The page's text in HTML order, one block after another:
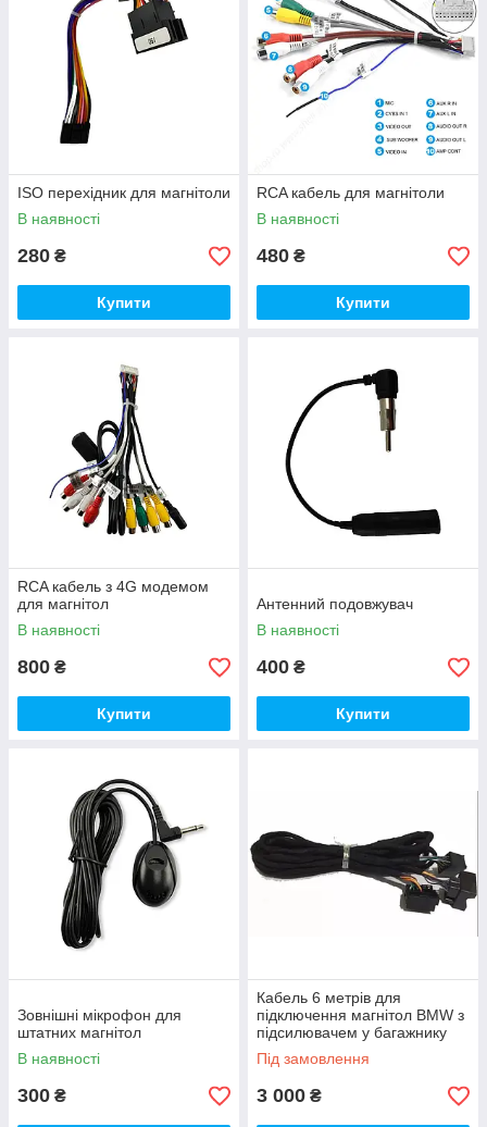
ISO перехідник для магнітоли
В наявності
280 ₴
Купити
RCA кабель для магнітоли
В наявності
480 ₴
Купити
RCA кабель з 4G модемом
для магнітол
В наявності
800 ₴
Купити
Антенний подовжувач
В наявності
400 ₴
Купити
Зовнішні мікрофон для
штатних магнітол
В наявності
300 ₴
Кабель 6 метрів для
підключення магнітол BMW з
підсилювачем у багажнику
Під замовлення
3 000 ₴